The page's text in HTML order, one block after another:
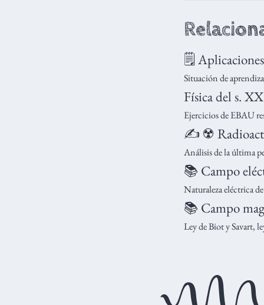
🗒️
Situación de
Física del s. XX
Ejercicios de EBAU
✍️ ☢️
Análisis de la última
📚 Campo
Naturaleza eléctrica
📚 Campo
Ley de Biot y Savart,